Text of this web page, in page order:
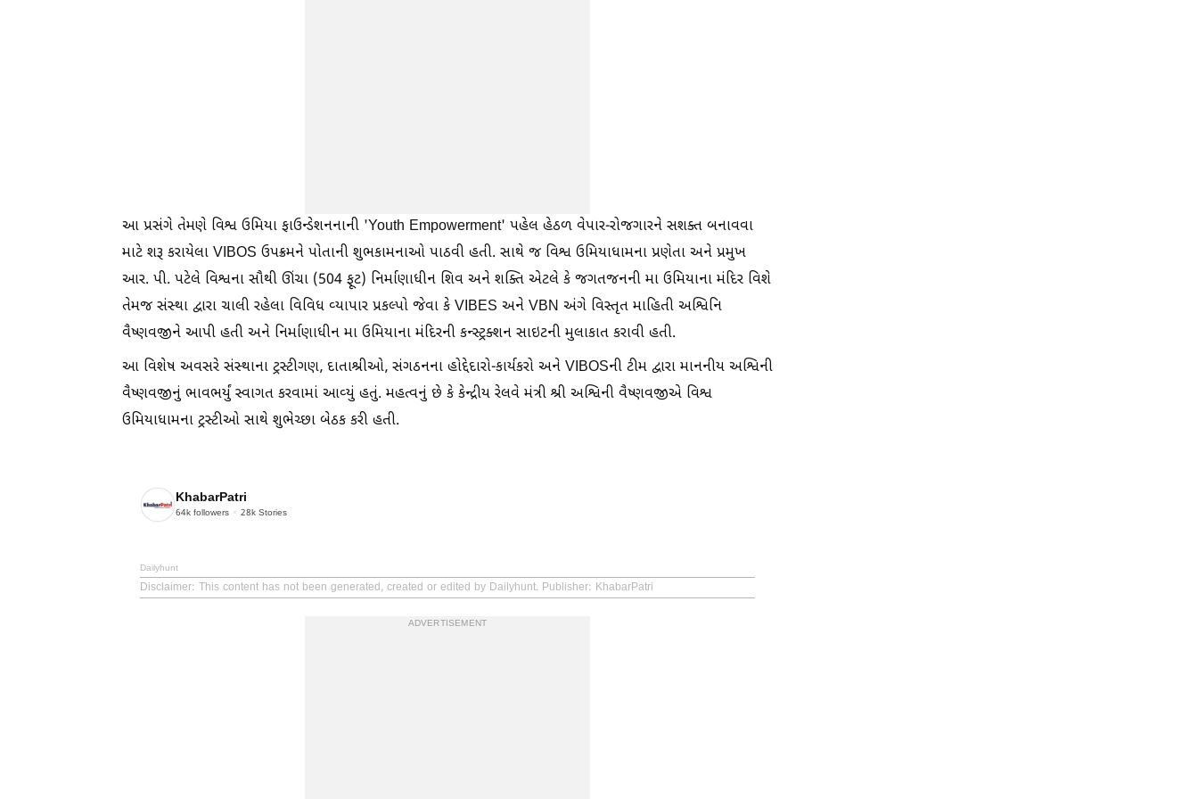
આ પ્રસંગે તેમણે વિશ્વ ઉમિયા ફાઉન્ડેશનનાની 'Youth Empowerment' પહેલ હેઠળ વેપાર-રોજગારને સશક્ત બનાવવા
માટે શરૂ કરાયેલા VIBOS ઉપક્રમને પોતાની શુભકામનાઓ પાઠવી હતી. સાથે જ વિશ્વ ઉમિયાધામના પ્રણેતા અને પ્રમુખ
આર. પી. પટેલે વિશ્વના સૌથી ઊંચા (504 ફૂટ) નિર્માણાધીન શિવ અને શક્તિ એટલે કે જગતજનની મા ઉમિયાના મંદિર વિશે
તેમજ સંસ્થા દ્વારા ચાલી રહેલા વિવિધ વ્યાપાર પ્રકલ્પો જેવા કે VIBES અને VBN અંગે વિસ્તૃત માહિતી અશ્વિનિ
વૈષ્ણવજીને આપી હતી અને નિર્માણાધીન મા ઉમિયાના મંદિરની કન્સ્ટ્રક્શન સાઇટની મુલાકાત કરાવી હતી.
આ વિશેષ અવસરે સંસ્થાના ટ્રસ્ટીગણ, દાતાશ્રીઓ, સંગઠનના હોદ્દેદારો-કાર્યકરો અને VIBOSની ટીમ દ્વારા માનનીય અશ્વિની
વૈષ્ણવજીનું ભાવભર્યું સ્વાગત કરવામાં આવ્યું હતું. મહત્વનું છે કે કેન્દ્રીય રેલવે મંત્રી શ્રી અશ્વિની વૈષ્ણવજીએ વિશ્વ
ઉમિયાધામના ટ્રસ્ટીઓ સાથે શુભેચ્છા બેઠક કરી હતી.
KhabarPatri
64k followers 28k Stories
Dailyhunt
Disclaimer: This content has not been generated, created or edited by Dailyhunt. Publisher: KhabarPatri
ADVERTISEMENT